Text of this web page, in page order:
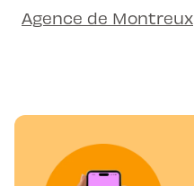
Agence de Montreux